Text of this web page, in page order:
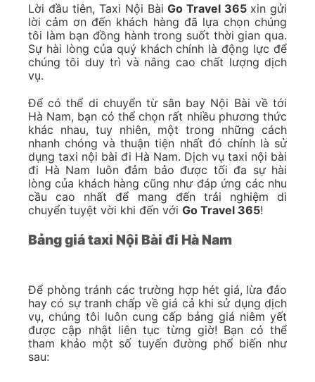
Lời đầu tiên, Taxi Nội BàiGo Travel 365 xin gửi
lời cảm ơn đến khách hàng đã lựa chọn chúng
tôi làm bạn đồng hành trong suốt thời gian qua.
Sự hài lòng của quý khách chính là động lực để
chúng tôi duy trì và nâng cao chất lượng dịch
vụ.
Để có thể di chuyển từ sân bay Nội Bài về tới
Hà Nam, bạn có thể chọn rất nhiều phương thức
khác nhau, tuy nhiên, một trong những cách
nhanh chóng và thuận tiện nhất đó chính là sử
dụng taxi nội bài đi Hà Nam. Dịch vụ taxi nội bài
đi Hà Nam luôn đảm bảo được tối đa sự hài
lòng của khách hàng cũng như đáp ứng các nhu
cầu cao nhất để mang đến trải nghiệm di
chuyển tuyệt vời khi đến với Go Travel 365!
Bảng giá taxi Nội Bài đi Hà Nam
Để phòng tránh các trường hợp hét giá, lừa đảo
hay có sự tranh chấp về giá cả khi sử dụng dịch
vụ, chúng tôi luôn cung cấp bảng giá niêm yết
được cập nhật liên tục từng giờ! Bạn có thể
tham khảo một số tuyến đường phổ biến như
sau: